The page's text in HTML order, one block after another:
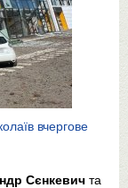
вчергове
Сєнкевич та